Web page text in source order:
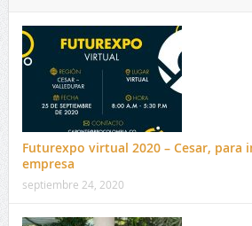
Futurexpo virtual 2020 – Cesar, para
empresa
septiembre 24, 2020